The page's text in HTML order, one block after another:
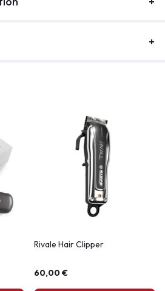
Rivale Hair Clipper
60,00€